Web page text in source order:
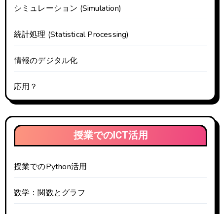
シミュレーション (Simulation)
統計処理 (Statistical Processing)
情報のデジタル化
応用？
授業でのICT活用
授業でのPython活用
数学：関数とグラフ